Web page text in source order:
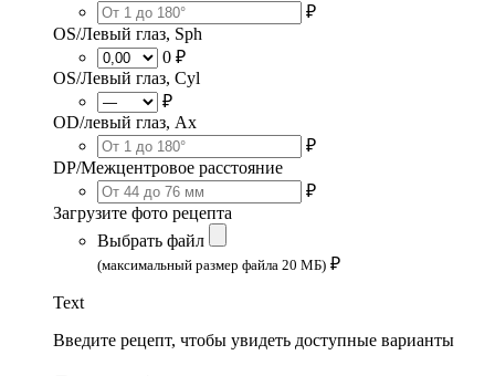
₽
OS/Левый глаз, Sph
0 ₽
OS/Левый глаз, Cyl
₽
OD/левый глаз, Ax
₽
DP/Межцентровое расстояние
₽
Загрузите фото рецепта
Выбрать файл
(максимальный размер файла 20 МБ) ₽
Text
Введите рецепт, чтобы увидеть доступные варианты